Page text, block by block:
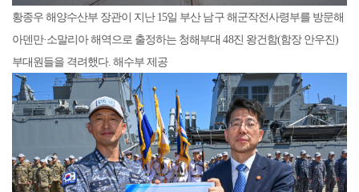
황종우 해양수산부 장관이 지난 15일 부산 남구 해군작전사령부를 방문해
아덴만·소말리아 해역으로 출정하는 청해부대 48진 왕건함(함장 안우진)
부대원들을 격려했다. 해수부 제공